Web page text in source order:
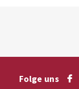
Folge uns